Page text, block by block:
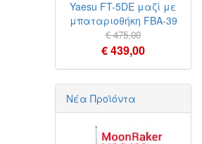
Yaesu FT-5DE μαζί με
μπαταριοθήκη FBA-39
€ 475,00
€ 439,00
Νέα Προϊόντα